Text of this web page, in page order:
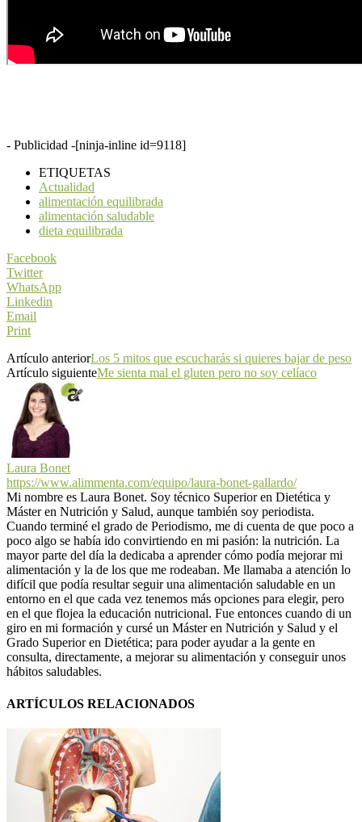
- Publicidad -[ninja-inline id=9118]
ETIQUETAS
Actualidad
alimentación equilibrada
alimentación saludable
dieta equilibrada
Facebook
Twitter
WhatsApp
Linkedin
Email
Print
Artículo anteriorLos 5 mitos que escucharás si quieres bajar de peso
Artículo siguienteMe sienta mal el gluten pero no soy celíaco
Laura Bonet
https://www.alimmenta.com/equipo/laura-bonet-gallardo/
Mi nombre es Laura Bonet. Soy técnico Superior en Dietética y
Máster en Nutrición y Salud, aunque también soy periodista.
Cuando terminé el grado de Periodismo, me di cuenta de que poco a
poco algo se había ido convirtiendo en mi pasión: la nutrición. La
mayor parte del día la dedicaba a aprender cómo podía mejorar mi
alimentación y la de los que me rodeaban. Me llamaba a atención lo
difícil que podía resultar seguir una alimentación saludable en un
entorno en el que cada vez tenemos más opciones para elegir, pero
en el que flojea la educación nutricional. Fue entonces cuando di un
giro en mi formación y cursé un Máster en Nutrición y Salud y el
Grado Superior en Dietética; para poder ayudar a la gente en
consulta, directamente, a mejorar su alimentación y conseguir unos
hábitos saludables.
ARTÍCULOS RELACIONADOS